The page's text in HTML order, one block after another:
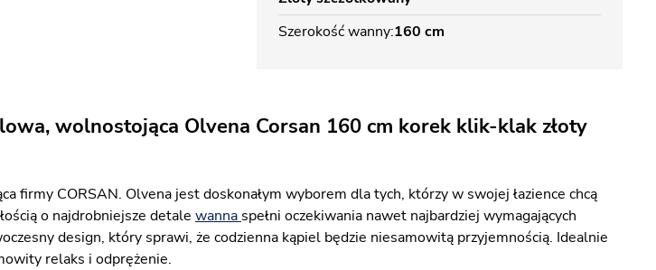
Szerokość wanny 160 cm
wolnostojąca Olvena Corsan 160 cm korek klik-klak złoty
firmy CORSAN. Olvena jest doskonałym wyborem dla tych, którzy w swojej łazience chcą
o najdrobniejsze detale wanna spełni oczekiwania nawet najbardziej wymagających
design, który sprawi, że codzienna kąpiel będzie niesamowitą przyjemnością. Idealnie
relaks i odprężenie.